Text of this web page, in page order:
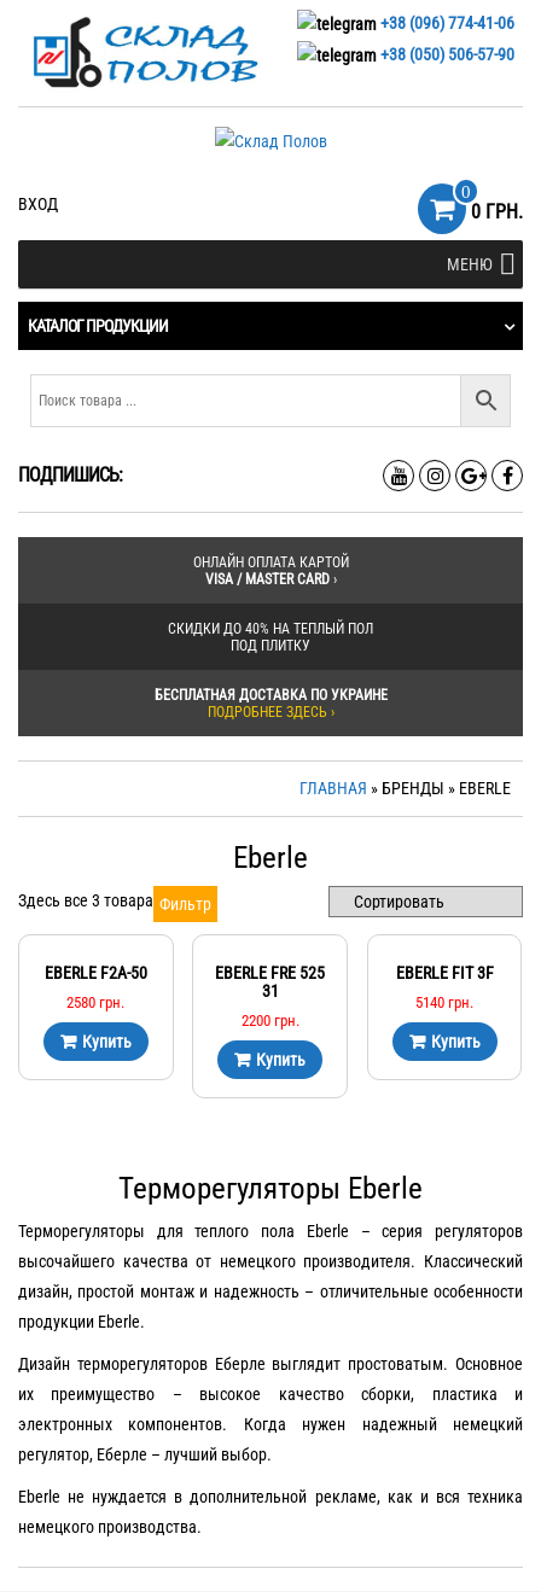
+38 (096) 774-41-06
+38 (050) 506-57-90
ВХОД
0
0 ГРН.
МЕНЮ
КАТАЛОГ ПРОДУКЦИИ
ПОДПИШИСЬ:
ОНЛАЙН ОПЛАТА КАРТОЙ
VISA / MASTER CARD›
СКИДКИ ДО 40% НА ТЕПЛЫЙ ПОЛ
ПОД ПЛИТКУ
БЕСПЛАТНАЯ ДОСТАВКА ПО УКРАИНЕ
ПОДРОБНЕЕ ЗДЕСЬ ›
ГЛАВНАЯ » БРЕНДЫ » EBERLE
Eberle
Здесь все 3 товара Фильтр
EBERLE F2A-50
2580 грн.
Купить
EBERLE FRE 525
31
2200 грн.
Купить
EBERLE FIT 3F
5140 грн.
Купить
Терморегуляторы Eberle
Терморегуляторы для теплого пола Eberle – серия регуляторов
высочайшего качества от немецкого производителя. Классический
дизайн, простой монтаж и надежность – отличительные особенности
продукции Eberle.
Дизайн терморегуляторов Еберле выглядит простоватым. Основное
их преимущество – высокое качество сборки, пластика и
электронных компонентов. Когда нужен надежный немецкий
регулятор, Еберле – лучший выбор.
Eberle не нуждается в дополнительной рекламе, как и вся техника
немецкого производства.